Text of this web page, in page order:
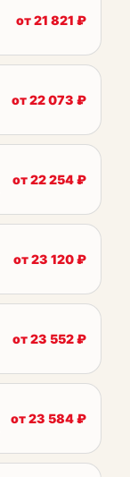
от21 821 ₽
от22 073 ₽
от22 254₽
от23 120₽
от23 552₽
от23 584₽